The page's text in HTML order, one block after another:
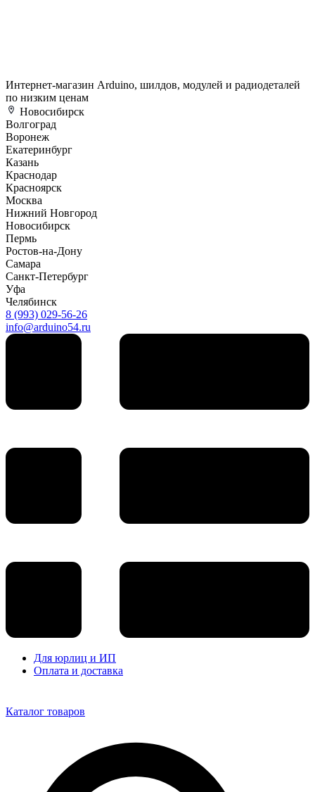
Интернет-магазин Arduino, шилдов, модулей и радиодеталей
по низким ценам
Новосибирск
Волгоград
Воронеж
Екатеринбург
Казань
Краснодар
Красноярск
Москва
Нижний Новгород
Новосибирск
Пермь
Ростов-на-Дону
Самара
Санкт-Петербург
Уфа
Челябинск
8 (993) 029-56-26
info@arduino54.ru
Для юрлиц и ИП
Оплата и доставка
Каталог товаров